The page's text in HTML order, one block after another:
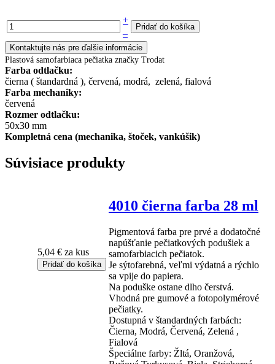
+
–
Plastová samofarbiaca pečiatka značky Trodat
Farba odtlačku:
čierna ( štandardná ), červená, modrá, zelená, fialová
Farba mechaniky:
červená
Rozmer odtlačku:
50x30 mm
Kompletná cena (mechanika, štoček, vankúšik)
Súvisiace produkty
5,04 € za kus
4010 čierna farba 28 ml
Pigmentová farba pre prvé a dodatočné
napúšťanie pečiatkových podušiek a
samofarbiacich pečiatok.
Je sýtofarebná, veľmi výdatná a rýchlo
sa vpije do papiera.
Na poduške ostane dlho čerstvá.
Vhodná pre gumové a fotopolymérové
pečiatky.
Dostupná v štandardných farbách:
Čierna, Modrá, Červená, Zelená ,
Fialová
Špeciálne farby: Žltá, Oranžová,